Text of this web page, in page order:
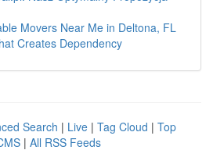
Movers Near Me in Deltona, FL
Creates Dependency
Search | Live | Tag Cloud | Top
| All RSS Feeds